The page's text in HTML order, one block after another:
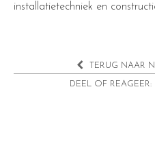
installatietechniek en
TERUG NAAR
DEEL OF REAGEER: